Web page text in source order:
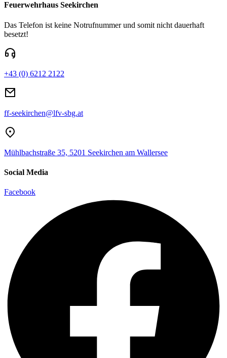
Feuerwehrhaus Seekirchen
Das Telefon ist keine Notrufnummer und somit nicht dauerhaft
besetzt!
+43 (0) 6212 2122
ff-seekirchen@lfv-sbg.at
Mühlbachstraße 35, 5201 Seekirchen am Wallersee
Social Media
Facebook